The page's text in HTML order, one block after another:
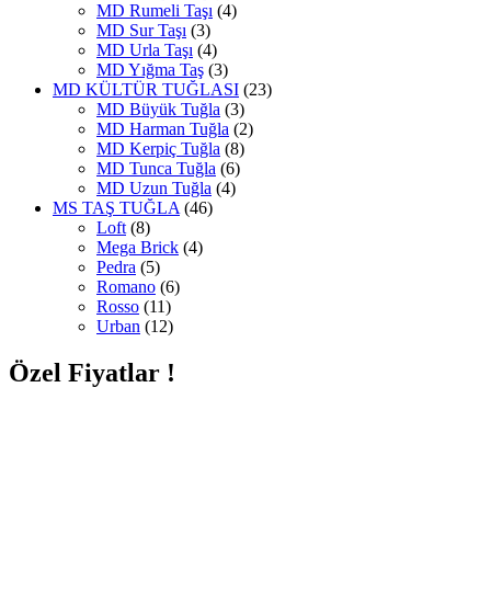
MD Rumeli Taşı (4)
MD Sur Taşı (3)
MD Urla Taşı (4)
MD Yığma Taş (3)
MD KÜLTÜR TUĞLASI (23)
MD Büyük Tuğla (3)
MD Harman Tuğla (2)
MD Kerpiç Tuğla (8)
MD Tunca Tuğla (6)
MD Uzun Tuğla (4)
MS TAŞ TUĞLA (46)
Loft (8)
Mega Brick (4)
Pedra (5)
Romano (6)
Rosso (11)
Urban (12)
Özel Fiyatlar !